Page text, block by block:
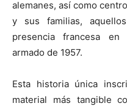
alemanes, así como
y sus familias,
presencia francesa
armado de 1957.
Esta historia única
material más tangible